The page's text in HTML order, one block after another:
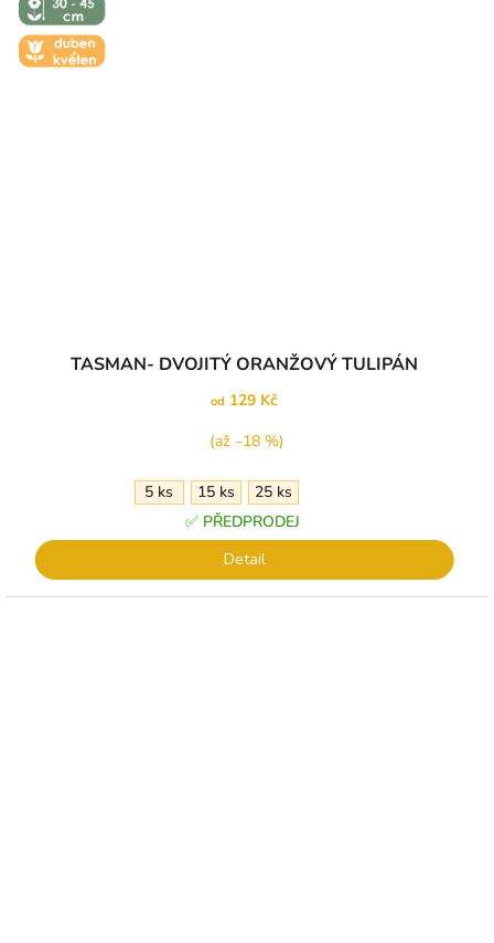
- 45 CM
🌼 KVĚT -
DUBEN-
KVĚTEN
TASMAN- DVOJITÝ ORANŽOVÝ TULIPÁN
od 129 Kč
(až –18 %)
5 ks 15 ks
25 ks
✅ PŘEDPRODEJ
Detail